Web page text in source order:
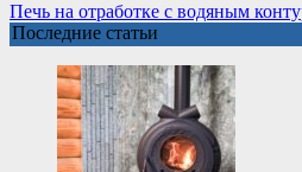
Мини
ГЭС
построенная
на
небольшой
речке
в
лесу
Печь на отработке с водяным
Последние статьи